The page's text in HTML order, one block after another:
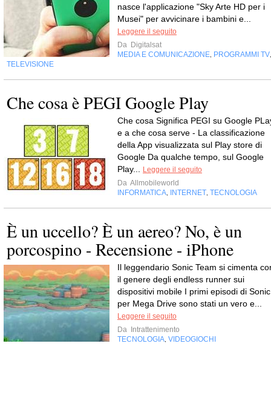
nasce l'applicazione "Sky Arte HD per i
Musei" per avvicinare i bambini e...
Leggere il seguito
Da Digitalsat
MEDIA E COMUNICAZIONE PROGRAMMI TV
TELEVISIONE
Che cosa è PEGI Google Play
Che cosa Significa PEGI su Google
e a che cosa serve - La classificazione
della App visualizzata sul Play store di
Google Da qualche tempo, sul Google
Play...
Leggere il seguito
Da Allmobileworld
INFORMATICA INTERNET TECNOLOGIA
È un uccello? È un aereo? No, è un
porcospino - Recensione - iPhone
Il leggendario Sonic Team si cimenta
il genere degli endless runner sui
dispositivi mobile I primi episodi di Sonic
per Mega Drive sono stati un vero e...
Leggere il seguito
Da Intrattenimento
TECNOLOGIA VIDEOGIOCHI